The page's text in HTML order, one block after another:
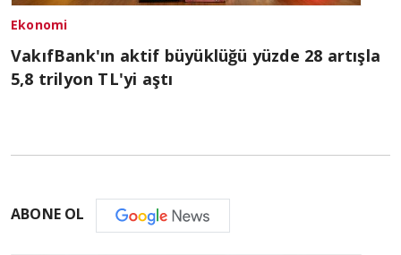
Ekonomi
VakıfBank'ın aktif büyüklüğü yüzde 28 artışla
5,8 trilyon TL'yi aştı
ABONE OL